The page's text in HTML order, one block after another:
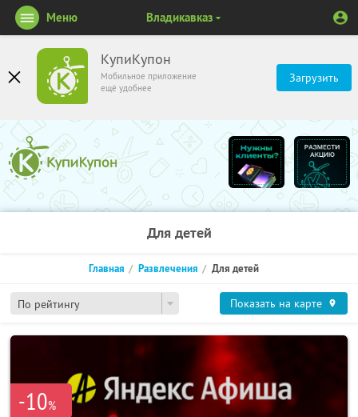
КупиКупон
Мобильное приложение
ещё удобнее
Загрузить
Меню Владикавказ
Для детей
По рейтингу
Главная Развлечения Для детей
Показать на карте
-10%